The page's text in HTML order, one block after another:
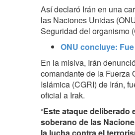
Así declaró Irán en una
las Naciones Unidas
Seguridad del organismo
ONU concluye:
En la misiva, Irán
comandante de la Fuerza
Islámica (CGRI) de Irán,
oficial a Irak.
“Este ataque deliberado
soberano de las